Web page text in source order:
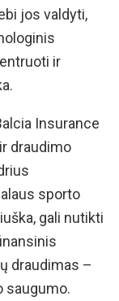
jos valdyti,
ir
Insurance
draudimo
sporto
gali nutikti
draudimas –
saugumo.